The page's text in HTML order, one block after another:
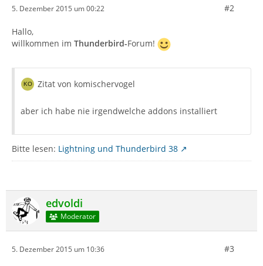
5. Dezember 2015 um 00:22 #2
Hallo,
willkommen im Thunderbird-Forum!
Zitat von komischervogel
aber ich habe nie irgendwelche addons installiert
Bitte lesen: Lightning und Thunderbird 38
edvoldi
Moderator
5. Dezember 2015 um 10:36 #3